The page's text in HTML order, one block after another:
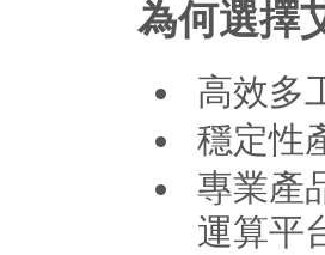
為何選擇
高效多
穩定性
專業產
運算平